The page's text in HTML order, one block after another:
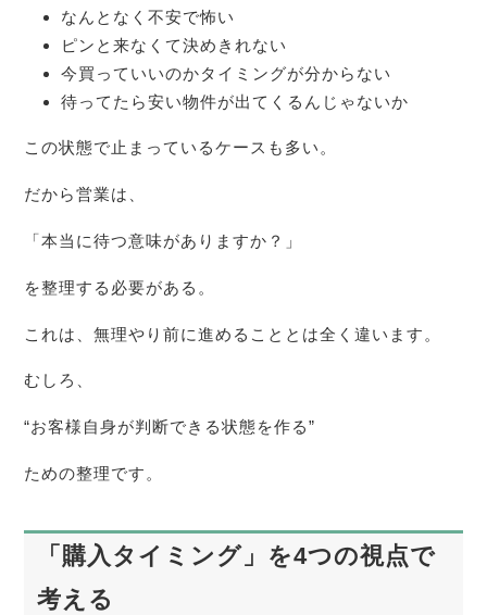
なんとなく不安で怖い
ピンと来なくて決めきれない
今買っていいのかタイミングが分からない
待ってたら安い物件が出てくるんじゃないか
この状態で止まっているケースも多い。
だから営業は、
「本当に待つ意味がありますか？」
を整理する必要がある。
これは、無理やり前に進めることとは全く違います。
むしろ、
“お客様自身が判断できる状態を作る”
ための整理です。
「購入タイミング」を4つの視点で
考える